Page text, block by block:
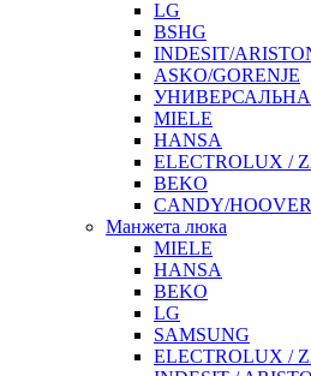
LG
BSHG
INDESIT/
ASKO/GORENJE
MIELE
HANSA
ELECTROLUX /
BEKO
CANDY/HOOVER
Манжета люка
MIELE
HANSA
BEKO
LG
SAMSUNG
ELECTROLUX /